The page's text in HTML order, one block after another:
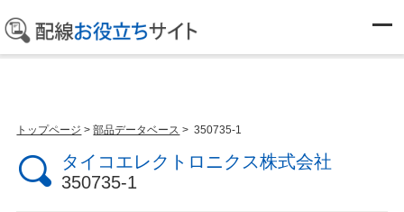
部品データベース
トップページ >部品データベース > 350735-1
タイコエレクトロニクス株式会社
350735-1